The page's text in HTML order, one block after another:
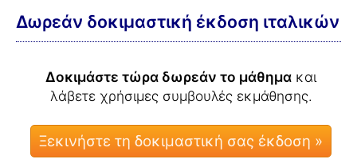
Δωρεάν δοκιμαστική έκδοση ιταλικών
Δοκιμάστε τώρα δωρεάν το μάθημα και
λάβετε χρήσιμες συμβουλές εκμάθησης.